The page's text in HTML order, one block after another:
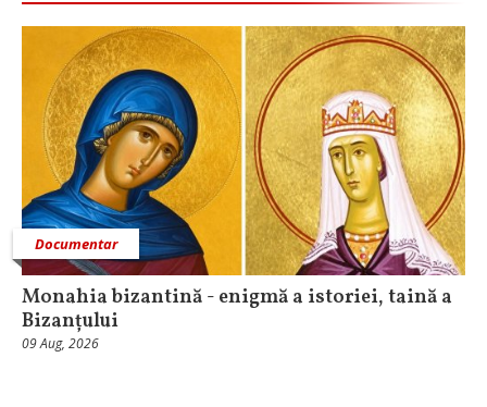
Documentar
Monahia bizantină - enigmă a istoriei, taină a
Bizanțului
09 Aug, 2026